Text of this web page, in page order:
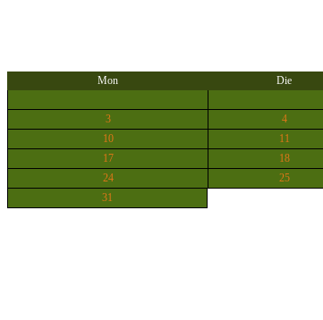
Mon Die
3
4
10
11
17
18
24
25
31